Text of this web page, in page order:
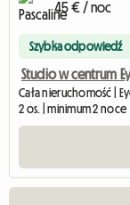
45 € / noc
Szybka odpowiedź
Studio w centrum
Cała nieruchomość |
2 os. | minimum 2 noce